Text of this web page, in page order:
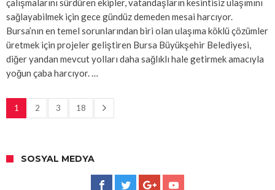
çalışmalarını sürdüren ekipler, vatandaşların kesintisiz ulaşımını
sağlayabilmek için gece gündüz demeden mesai harcıyor.
Bursa’nın en temel sorunlarından biri olan ulaşıma köklü çözümler
üretmek için projeler geliştiren Bursa Büyükşehir Belediyesi,
diğer yandan mevcut yolları daha sağlıklı hale getirmek amacıyla
yoğun çaba harcıyor. …
1 2 3 18
SOSYAL MEDYA